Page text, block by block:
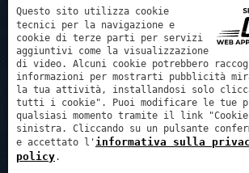
Psg progetti sviluppo gestioni srl - P.IVA:
Questo sito utilizza cookie
tecnici per la navigazione e
cookie di terze parti per servizi
aggiuntivi come la visualizzazione
di video. Alcuni cookie potrebbero
informazioni per mostrarti pubblicità
la tua attività, installandosi solo
tutti i cookie". Puoi modificare le tue
qualsiasi momento tramite il link
sinistra. Cliccando su un pulsante
e accettato l' informativa sulla
policy.